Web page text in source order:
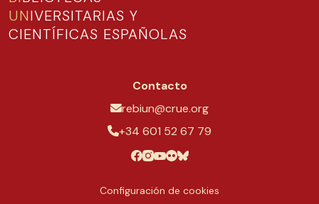
UNIVERSITARIAS Y
CIENTÍFICAS ESPAÑOLAS
Contacto
rebiun@crue.org
+34 601 52 67 79
Configuración de cookies